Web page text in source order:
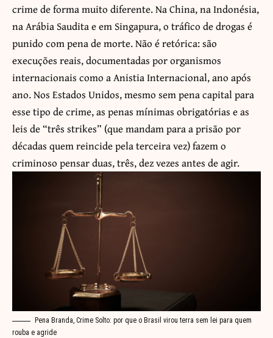
crime de forma muito diferente. Na China, na Indonésia,
na Arábia Saudita e em Singapura, o tráfico de drogas é
punido com pena de morte. Não é retórica: são
execuções reais, documentadas por organismos
internacionais como a Anistia Internacional, ano após
ano. Nos Estados Unidos, mesmo sem pena capital para
esse tipo de crime, as penas mínimas obrigatórias e as
leis de “três strikes” (que mandam para a prisão por
décadas quem reincide pela terceira vez) fazem o
criminoso pensar duas, três, dez vezes antes de agir.
Pena Branda, Crime Solto: por que o Brasil virou terra sem lei para quem
rouba e agride